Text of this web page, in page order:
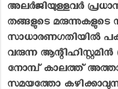
അലർജിയുള്ളവർ
തങ്ങളുടെ
സാധാരണഗതിയിൽ
വരുന്ന
നോമ്പ് കാലത്ത്